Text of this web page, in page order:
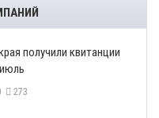
получили квитанции
273